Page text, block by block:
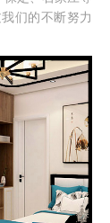
们的不断努力